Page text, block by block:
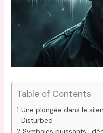
Table of Contents
Une plongée dans le
Disturbed
Symboles puissants :